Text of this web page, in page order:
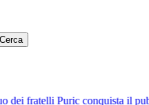
Cerca
dei fratelli Puric conquista il